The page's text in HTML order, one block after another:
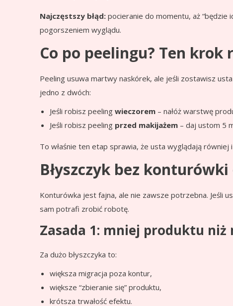
Najczęstszy błąd: pocieranie do momentu, aż “będzie
pogorszeniem wyglądu.
Co po peelingu? Ten
Peeling usuwa martwy naskórek, ale jeśli zostawisz
jedno z dwóch:
Jeśli robisz peeling wieczorem – nałóż warstwę
Jeśli robisz peeling przed makijażem – daj ustom 5
To właśnie ten etap sprawia, że usta wyglądają równiej
Błyszczyk bez
Konturówka jest fajna, ale nie zawsze potrzebna. Jeśli
sam potrafi zrobić robotę.
Zasada 1: mniej produktu niż
Za dużo błyszczyka to:
większa migracja poza kontur,
większe “zbieranie się” produktu,
krótsza trwałość efektu.